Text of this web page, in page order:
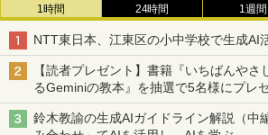
1時間 24時間 1週間
NTT東日本、江東区の小中学校で生成AI
【読者プレゼント】書籍『いちばんやさ
るGeminiの教本』を抽選で5名様にプ
2026年8月12日（水）まで
鈴木教諭の生成AIガイドライン解説（